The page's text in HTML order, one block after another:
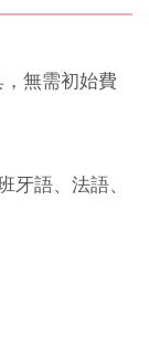
無需初始費
語、法語、